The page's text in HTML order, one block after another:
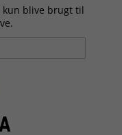
kun blive brugt til